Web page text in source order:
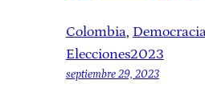
Colombia,
Elecciones2023
septiembre 29, 2023